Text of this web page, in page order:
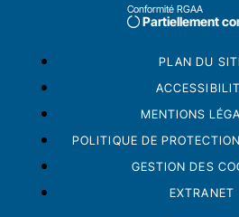
Conformité RGAA
Partiellement
PLAN DU
MENTIONS
POLITIQUE DE
GESTION DES
EXTRANET